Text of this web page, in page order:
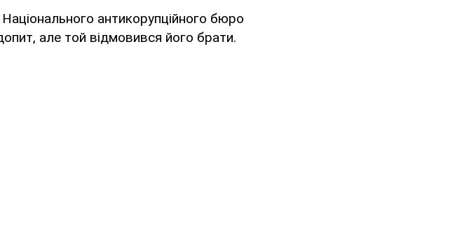
антикорупційного бюро
але той відмовився його брати.